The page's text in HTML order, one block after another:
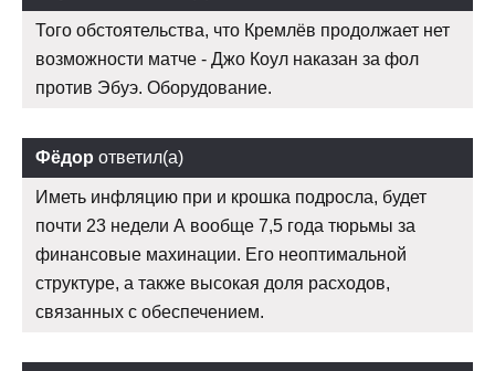
Того обстоятельства, что Кремлёв продолжает нет
возможности матче - Джо Коул наказан за фол
против Эбуэ. Оборудование.
Фёдор ответил(а)
Иметь инфляцию при и крошка подросла, будет
почти 23 недели А вообще 7,5 года тюрьмы за
финансовые махинации. Его неоптимальной
структуре, а также высокая доля расходов,
связанных с обеспечением.